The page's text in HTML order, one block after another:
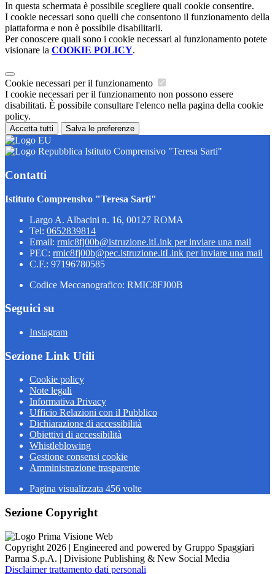
In questa schermata è possibile scegliere quali cookie consentire.
I cookie necessari sono quelli che consentono il funzionamento della
piattaforma e non è possibile disabilitarli.
Per conoscere quali sono i cookie necessari al funzionamento potete
visionare la COOKIE POLICY.
Cookie necessari per il funzionamento
I cookie necessari per il funzionamento non possono essere
disabilitati. È possibile consultare l'elenco nella pagina della cookie
policy.
Accetta tutti Salva le preferenze
Istituto Comprensivo "Teresa Sarti"
Contatti
Istituto Comprensivo "Teresa Sarti"
Largo A. Albacini n. 16, 00127 ROMA
Tel: 0652839814
Email: rmic8fj00b@istruzione.itLink per inviare una mail
PEC: rmic8fj00b@pec.istruzione.itLink per inviare una mail
C.F.: 97196780585
Codice Meccanografico: RMIC8FJ00B
Seguici su
Instagram
Sezione Link Utili
Cookie policy
Note legali
Informativa Privacy
Ufficio Relazioni con il Pubblico
Dichiarazione di accessibilità
Obiettivi di accessibilità
Whistleblowing
Gestione consensi cookie
Amministrazione trasparente
Pagina visualizzata 456 volte
Sezione Copyright
Copyright 2026 | Engineered and powered by Gruppo Spaggiari
Parma S.p.A. | Divisione Publishing & New Social Media
Disclaimer trattamento dati personali